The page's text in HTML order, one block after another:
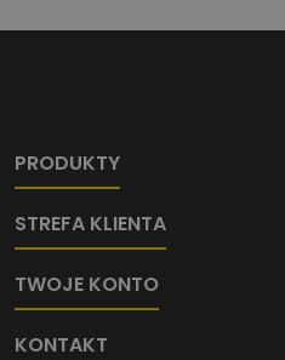
PRODUKTY
STREFA KLIENTA
TWOJE KONTO
KONTAKT